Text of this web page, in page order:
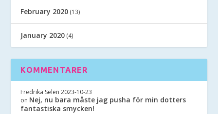
February 2020 (13)
January 2020 (4)
KOMMENTARER
Fredrika Selen 2023-10-23
on Nej, nu bara måste jag pusha för min dotters
fantastiska smycken!